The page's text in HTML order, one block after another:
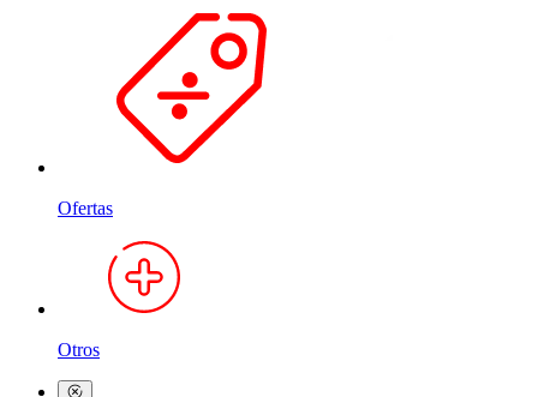
Ofertas
Otros